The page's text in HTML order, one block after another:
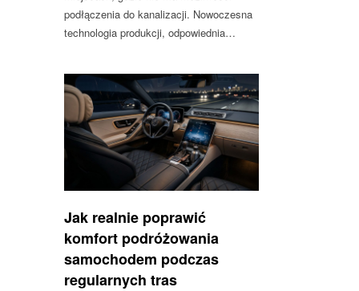
podłączenia do kanalizacji. Nowoczesna
technologia produkcji, odpowiednia…
Jak realnie poprawić
komfort podróżowania
samochodem podczas
regularnych tras